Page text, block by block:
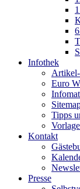
Infothek
Euro
Tipps
Kontakt
Presse